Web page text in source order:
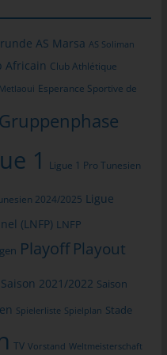
AS Marsa AS Soliman
Africain Club Athlétique
Esperance Sportive de
Gruppenphase
1 Ligue 1 Pro Tunesien
2024/2025 Ligue
(LNFP) LNFP
Playoff Playout
Saison 2021/2022 Saison
Spielerliste Spielplan Stade
TV Vorstand Weltmeisterschaft
Eine Weitergabe
nicht, sofern keine
oder die Weitergabe
unter freiwilliger
der betroffenen Person
die aufgrund der Natur der
werden können.
frei, die bei der
Daten
aus dem Datenbestand
löschen zu lassen.
erteilt jeder betroffenen
betroffene Person
Daten auf
Person, soweit dem keine
entgegenstehen. Die